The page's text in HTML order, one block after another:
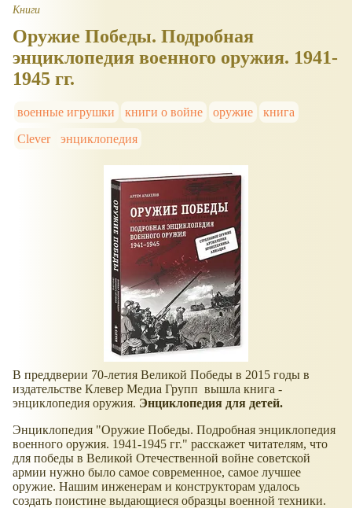
Книги
Оружие Победы. Подробная
энциклопедия военного оружия. 1941-
1945 гг.
военные игрушки книги о войне оружие
книга
Clever
энциклопедия
В преддверии 70-летия Великой Победы в 2015 годы в
издательстве Клевер Медиа Групп вышла книга -
энциклопедия оружия. Энциклопедия для детей.
Энциклопедия "Оружие Победы. Подробная энциклопедия
военного оружия. 1941-1945 гг." расскажет читателям, что
для победы в Великой Отечественной войне советской
армии нужно было самое современное, самое лучшее
оружие. Нашим инженерам и конструкторам удалось
создать поистине выдающиеся образцы военной техники.